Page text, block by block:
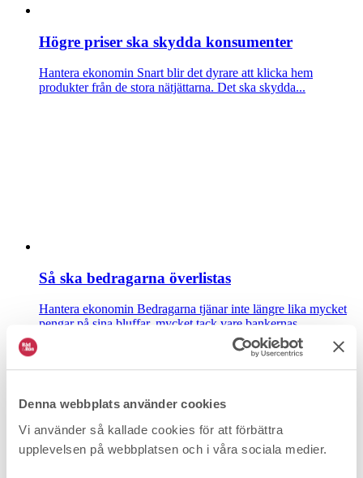
Denna webbplats använder cookies
Vi använder så kallade cookies för att förbättra
upplevelsen på webbplatsen och i våra sociala medier.
Högre priser ska skydda konsumenter
Hantera ekonomin Snart blir det dyrare att klicka hem
produkter från de stora nätjättarna. Det ska skydda...
Så ska bedragarna överlistas
Hantera ekonomin Bedragarna tjänar inte längre lika mycket
pengar på sina bluffar, mycket tack vare bankernas...